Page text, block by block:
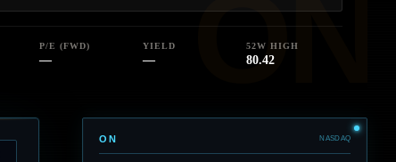
P/E (FWD)
—
YIELD
—
52W HIGH
80.42
ON NASDAQ